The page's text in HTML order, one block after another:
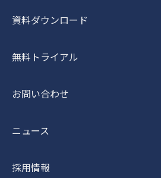
資料ダウンロード
無料トライアル
お問い合わせ
ニュース
採用情報